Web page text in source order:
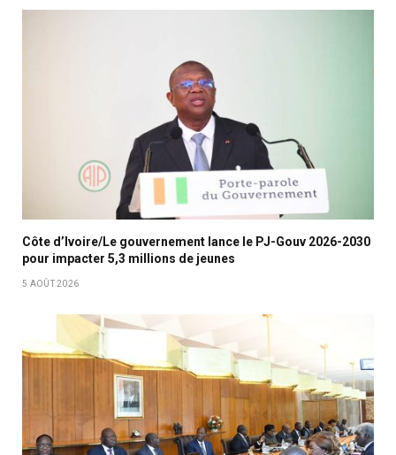
Côte d’Ivoire/Le gouvernement lance le PJ-Gouv 2026-2030
pour impacter 5,3 millions de jeunes
5 AOÛT 2026